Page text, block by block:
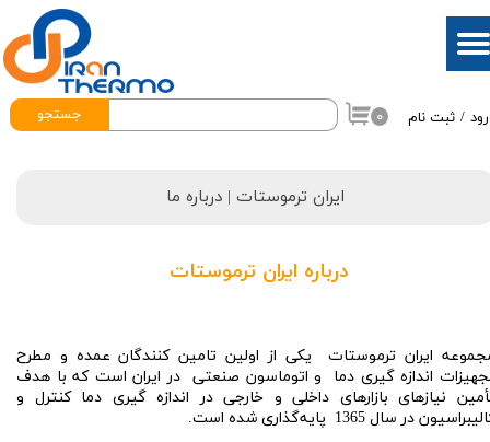
/ ثبت نام
حساب کاربری من
خروج از حساب کاربری
جستجو ۰
ایران ترموستات | درباره ما
​درباره ایران ترموستات
ایران ترموستات یکی از اولین تامین کنندگان عمده و مطرح
اندازه گیری دما و اتوماسون صنعتی در ايران است كه با هدف
نيازهاى بازارهاى داخلى و خارجى در اندازه گیری دما کنترل و
در سال 1365 پايه‌گذارى شده‌ است.